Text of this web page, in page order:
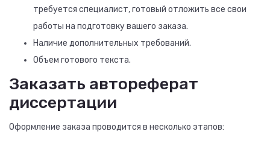
требуется специалист, готовый отложить все свои
работы на подготовку вашего заказа.
Наличие дополнительных требований.
Объем готового текста.
Заказать автореферат
диссертации
Оформление заказа проводится в несколько этапов: